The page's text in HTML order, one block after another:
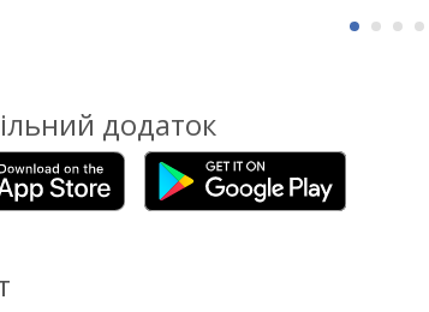
додаток